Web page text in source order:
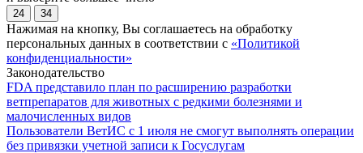
24 34
Нажимая на кнопку, Вы соглашаетесь на обработку
персональных данных в соответствии с «Политикой
конфиденциальности»
Законодательство
FDA представило план по расширению разработки
ветпрепаратов для животных с редкими болезнями и
малочисленных видов
Пользователи ВетИС с 1 июля не смогут выполнять операции
без привязки учетной записи к Госуслугам